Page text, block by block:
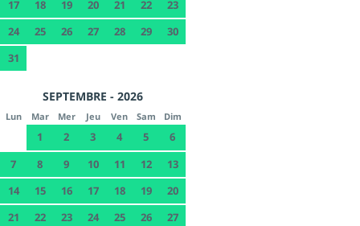
17 18 19 20 21 22
23
24
25 26 27 28 29
30
31
SEPTEMBRE - 2026
Lun Mar Mer Jeu Ven Sam Dim
1 2 3 4 5
6
7
8 9 10 11 12
13
14
15 16 17 18 19
20
21
22 23 24 25 26
27